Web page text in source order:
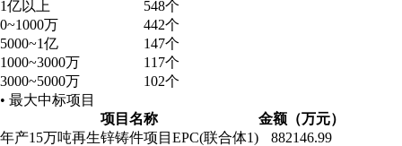
1亿以上
548个
0~1000万
442个
5000~1亿
147个
1000~3000万
117个
3000~5000万
102个
• 最大中标项目
项目名称
金额（万元）
年产15万吨再生锌铸件项目EPC(联合体1)
882146.99